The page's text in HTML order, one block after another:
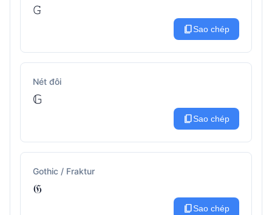
𝙶
content_copySao chép
Nét đôi
𝔾
content_copySao chép
Gothic / Fraktur
𝔊
content_copySao chép